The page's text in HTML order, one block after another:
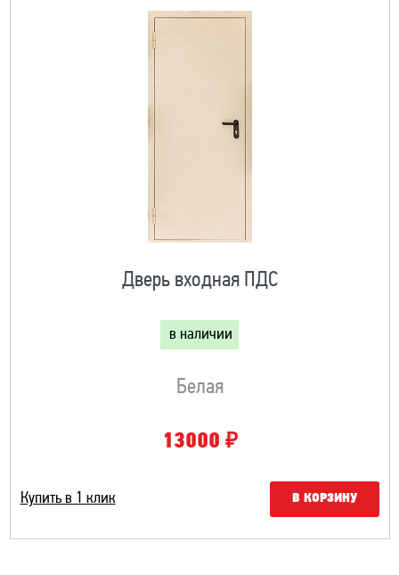
Дверь входная ПДС
в наличии
Белая
13000 ₽
Купить в 1 клик В КОРЗИНУ